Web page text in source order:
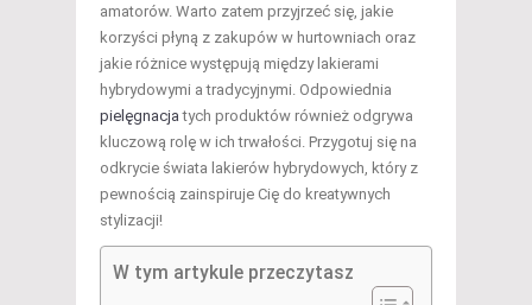
amatorów. Warto zatem przyjrzeć się, jakie
korzyści płyną z zakupów w hurtowniach oraz
jakie różnice występują między lakierami
hybrydowymi a tradycyjnymi. Odpowiednia
pielęgnacja tych produktów również odgrywa
kluczową rolę w ich trwałości. Przygotuj się na
odkrycie świata lakierów hybrydowych, który z
pewnością zainspiruje Cię do kreatywnych
stylizacji!
W tym artykule przeczytasz